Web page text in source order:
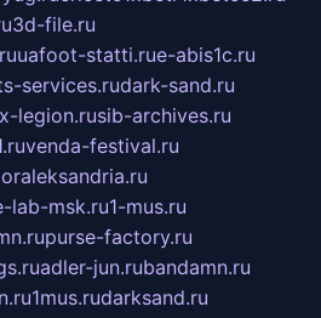
3d-file.ru
uafoot-statti.rue-abis1c.ru
services.rudark-sand.ru
x-legion.rusib-archives.ru
venda-festival.ru
lab-msk.ru1-mus.ru
purse-factory.ru
adler-jun.rubandamn.ru
1mus.rudarksand.ru